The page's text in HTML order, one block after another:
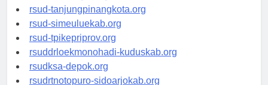
rsud-kotabogor.org
rsud-tanjungpinangkota.org
rsud-simeuluekab.org
rsud-tpikepriprov.org
rsuddrloekmonohadi-kuduskab.org
rsudksa-depok.org